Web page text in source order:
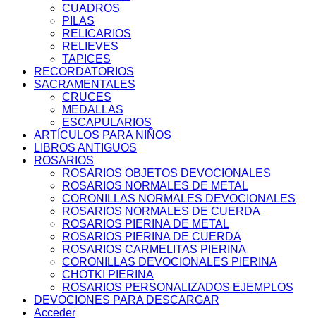
CUADROS
PILAS
RELICARIOS
RELIEVES
TAPICES
RECORDATORIOS
SACRAMENTALES
CRUCES
MEDALLAS
ESCAPULARIOS
ARTÍCULOS PARA NIÑOS
LIBROS ANTIGUOS
ROSARIOS
ROSARIOS OBJETOS DEVOCIONALES
ROSARIOS NORMALES DE METAL
CORONILLAS NORMALES DEVOCIONALES
ROSARIOS NORMALES DE CUERDA
ROSARIOS PIERINA DE METAL
ROSARIOS PIERINA DE CUERDA
ROSARIOS CARMELITAS PIERINA
CORONILLAS DEVOCIONALES PIERINA
CHOTKI PIERINA
ROSARIOS PERSONALIZADOS EJEMPLOS
DEVOCIONES PARA DESCARGAR
Acceder